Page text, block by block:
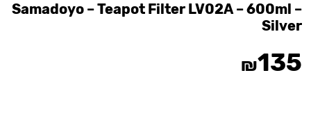
Samadoyo – Teapot Filter LV02A – 600ml –
Silver
₪135